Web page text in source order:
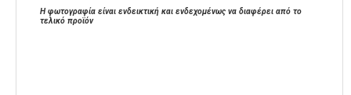
Η φωτογραφία είναι ενδεικτική και ενδεχομένως να διαφέρει από το
τελικό προϊόν